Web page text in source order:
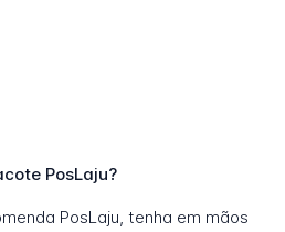
PosLaju?
PosLaju, tenha em mãos